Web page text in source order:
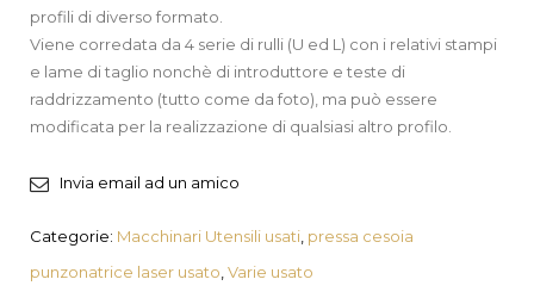
profili di diverso formato.
Viene corredata da 4 serie di rulli (U ed L) con i relativi stampi
e lame di taglio nonchè di introduttore e teste di
raddrizzamento (tutto come da foto), ma può essere
modificata per la realizzazione di qualsiasi altro profilo.
Invia email ad un amico
Categorie: Macchinari Utensili usati pressa cesoia
punzonatrice laser usato Varie usato